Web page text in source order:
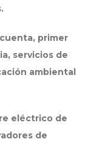
primer
servicios de
ambiental
eléctrico de
de